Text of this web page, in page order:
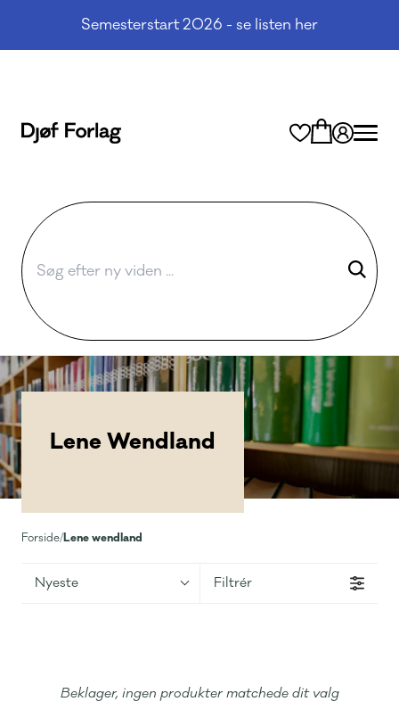
Semesterstart 2026 - se listen her
Lene Wendland
Forside/Lene wendland
Nyeste Filtrér
Beklager, ingen produkter matchede dit valg